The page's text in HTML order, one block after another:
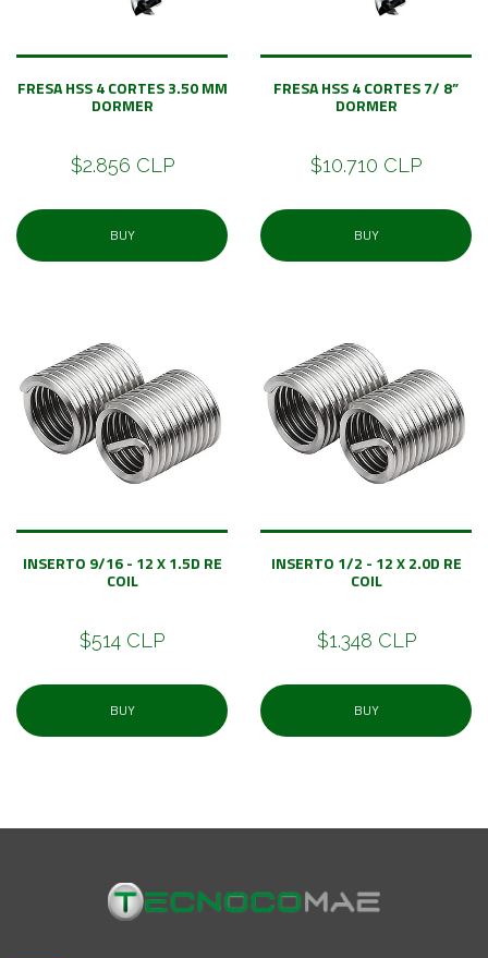
FRESA HSS 4 CORTES 3.50 MM
DORMER
$2.856 CLP
BUY
FRESA HSS 4 CORTES 7/ 8”
DORMER
$10.710 CLP
BUY
INSERTO 9/16 - 12 X 1.5D RE
COIL
$514 CLP
BUY
INSERTO 1/2 - 12 X 2.0D RE
COIL
$1.348 CLP
BUY